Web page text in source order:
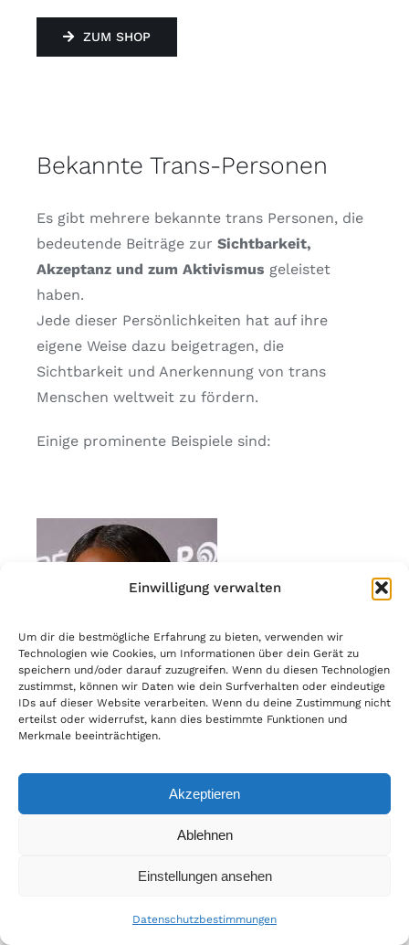
Einwilligung verwalten
Um dir die bestmögliche Erfahrung zu bieten, verwenden wir
Technologien wie Cookies, um Informationen über dein Gerät zu
speichern und/oder darauf zuzugreifen. Wenn du diesen Technologien
zustimmst, können wir Daten wie dein Surfverhalten oder eindeutige
IDs auf dieser Website verarbeiten. Wenn du deine Zustimmung nicht
erteilst oder widerrufst, kann dies bestimmte Funktionen und
Merkmale beeinträchtigen.
Akzeptieren
Ablehnen
Einstellungen ansehen
Datenschutzbestimmungen
ZUM SHOP
Bekannte Trans-Personen
Es gibt mehrere bekannte trans Personen, die
bedeutende Beiträge zur Sichtbarkeit,
Akzeptanz und zum Aktivismus geleistet
haben.
Jede dieser Persönlichkeiten hat auf ihre
eigene Weise dazu beigetragen, die
Sichtbarkeit und Anerkennung von trans
Menschen weltweit zu fördern.
Einige prominente Beispiele sind:
Schauspielerin und Aktivistin, bekannt durch
ihre Rolle in Orange Is the New Black.
Sie war die erste offen trans Person, die für
trans Personen.